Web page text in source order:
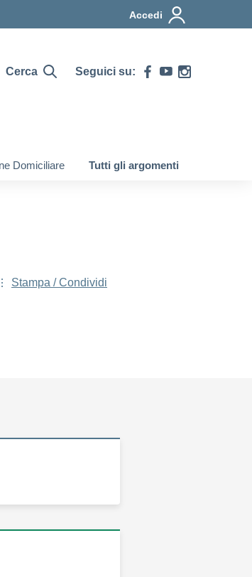
Accedi
Cerca Seguici su:
Domiciliare Tutti gli argomenti
Stampa / Condividi